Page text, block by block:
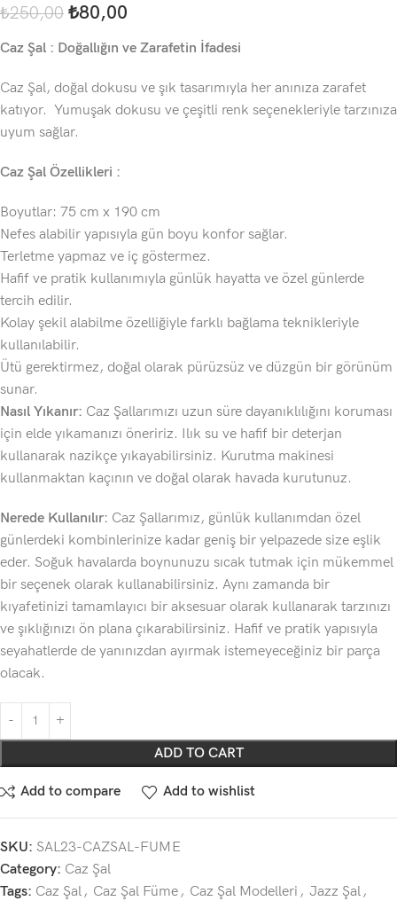
₺250,00 ₺80,00
Caz Şal : Doğallığın ve Zarafetin İfadesi
Caz Şal, doğal dokusu ve şık tasarımıyla her anınıza zarafet
katıyor. Yumuşak dokusu ve çeşitli renk seçenekleriyle tarzınıza
uyum sağlar.
Caz Şal Özellikleri :
Boyutlar: 75 cm x 190 cm
Nefes alabilir yapısıyla gün boyu konfor sağlar.
Terletme yapmaz ve iç göstermez.
Hafif ve pratik kullanımıyla günlük hayatta ve özel günlerde
tercih edilir.
Kolay şekil alabilme özelliğiyle farklı bağlama teknikleriyle
kullanılabilir.
Ütü gerektirmez, doğal olarak pürüzsüz ve düzgün bir görünüm
sunar.
Nasıl Yıkanır: Caz Şallarımızı uzun süre dayanıklılığını koruması
için elde yıkamanızı öneririz. Ilık su ve hafif bir deterjan
kullanarak nazikçe yıkayabilirsiniz. Kurutma makinesi
kullanmaktan kaçının ve doğal olarak havada kurutunuz.
Nerede Kullanılır: Caz Şallarımız, günlük kullanımdan özel
günlerdeki kombinlerinize kadar geniş bir yelpazede size eşlik
eder. Soğuk havalarda boynunuzu sıcak tutmak için mükemmel
bir seçenek olarak kullanabilirsiniz. Aynı zamanda bir
kıyafetinizi tamamlayıcı bir aksesuar olarak kullanarak tarzınızı
ve şıklığınızı ön plana çıkarabilirsiniz. Hafif ve pratik yapısıyla
seyahatlerde de yanınızdan ayırmak istemeyeceğiniz bir parça
olacak.
ADD TO CART
Add to compare Add to wishlist
SKU: SAL23-CAZSAL-FUME
Category: Caz Şal
Tags: Caz Şal , Caz Şal Füme , Caz Şal Modelleri , Jazz Şal ,